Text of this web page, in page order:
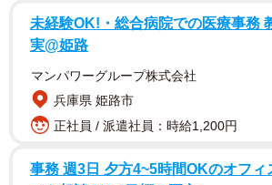
未経験OK!・総合病院での医療事務
実@姫路
マンパワーグループ株式会社
兵庫県 姫路市
正社員 / 派遣社員：時給1,200円
事務 週3日 夕方4~5時間OKのオフィ